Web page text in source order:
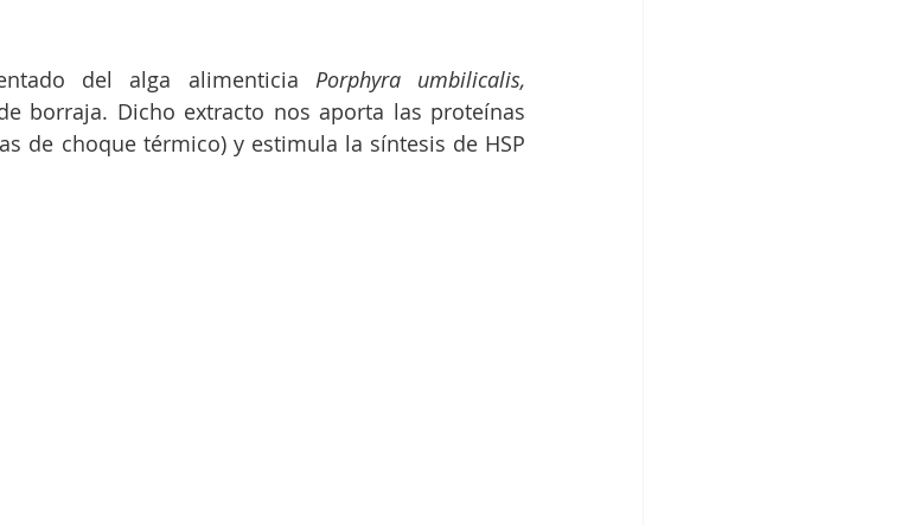
del alga alimenticia Porphyra umbilicalis,
borraja. Dicho extracto nos aporta las proteínas
de choque térmico) y estimula la síntesis de HSP